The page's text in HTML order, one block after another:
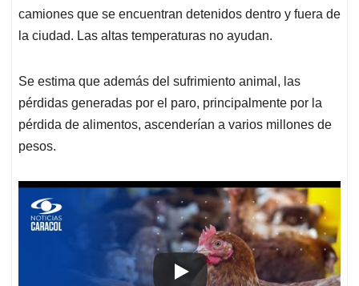
camiones que se encuentran detenidos dentro y fuera de
la ciudad. Las altas temperaturas no ayudan.
Se estima que además del sufrimiento animal, las
pérdidas generadas por el paro, principalmente por la
pérdida de alimentos, ascenderían a varios millones de
pesos.